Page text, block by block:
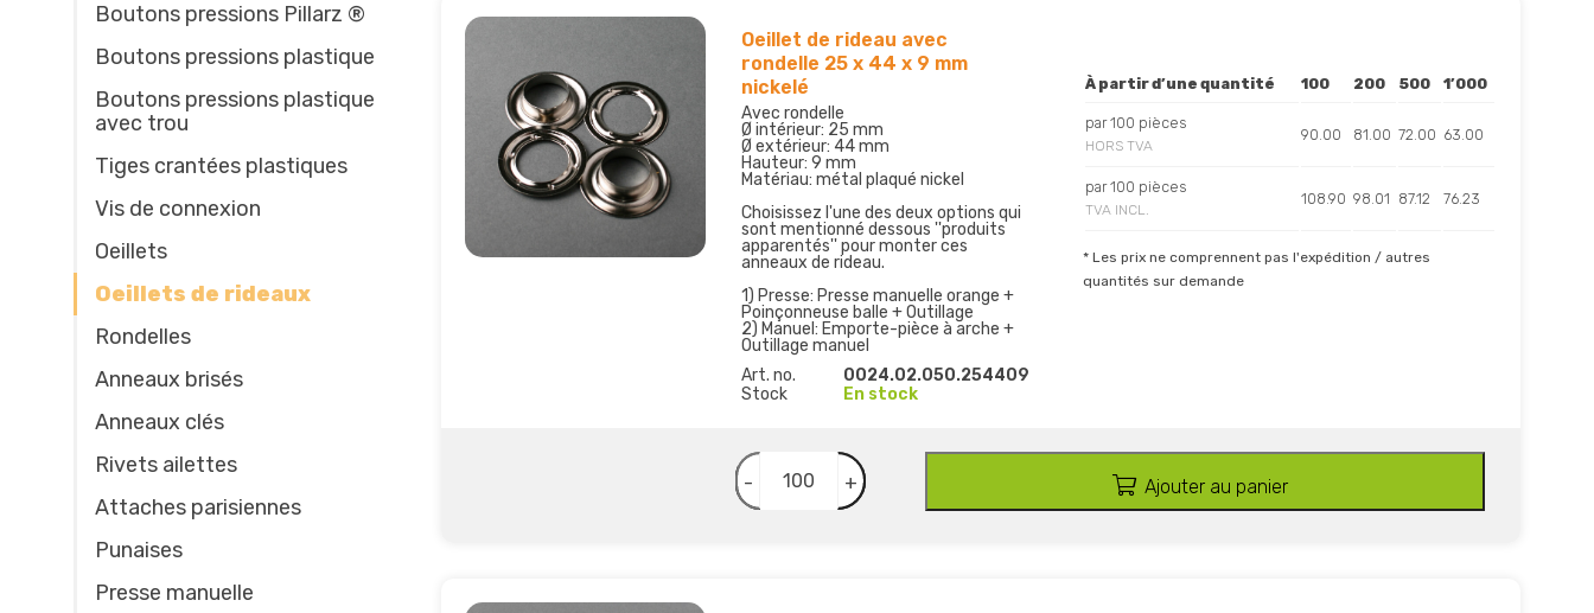
Boutons pressions Pillarz ®
Boutons pressions plastique
Boutons pressions plastique
avec trou
Tiges crantées plastiques
Vis de connexion
Oeillets
Oeillets de rideaux
Rondelles
Anneaux brisés
Anneaux clés
Rivets ailettes
Attaches parisiennes
Punaises
Presse manuelle
Oeillet de rideau avec
rondelle 25 x 44 x 9 mm
nickelé
Avec rondelle
Ø intérieur: 25 mm
Ø extérieur: 44 mm
Hauteur: 9 mm
Matériau: métal plaqué nickel
Choisissez l'une des deux options qui
sont mentionné dessous ''produits
apparentés'' pour monter ces
anneaux de rideau.
1) Presse: Presse manuelle orange +
Poinçonneuse balle + Outillage
2) Manuel: Emporte-pièce à arche +
Outillage manuel
Art. no.
0024.02.050.254409
Stock
En stock
À partir d’une quantité 100 200 500 1’000
par 100 pièces
HORS TVA
90.00 81.00 72.00 63.00
par 100 pièces
TVA INCL.
108.90 98.01 87.12 76.23
* Les prix ne comprennent pas l'expédition / autres
quantités sur demande
- + Ajouter au panier